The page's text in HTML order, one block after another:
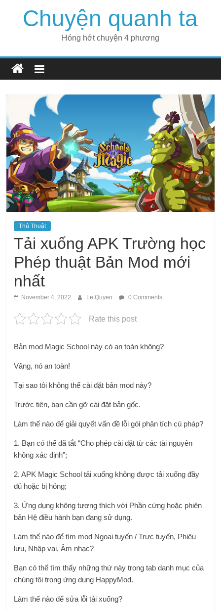
Chuyện quanh ta
Hóng hớt chuyện 4 phương
Thủ Thuật
Tải xuống APK Trường học
Phép thuật Bản Mod mới
nhất
November 4, 2022 Le Quyen 0 Comments
Rate this post
Bản mod Magic School này có an toàn không?
Vâng, nó an toàn!
Tại sao tôi không thể cài đặt bản mod này?
Trước tiên, bạn cần gỡ cài đặt bản gốc.
Làm thế nào để giải quyết vấn đề lỗi gói phân tích cú pháp?
1. Bạn có thể đã tắt “Cho phép cài đặt từ các tài nguyên
không xác định”;
2. APK Magic School tải xuống không được tải xuống đầy
đủ hoặc bị hỏng;
3. Ứng dụng không tương thích với Phần cứng hoặc phiên
bản Hệ điều hành bạn đang sử dụng.
Làm thế nào để tìm mod Ngoại tuyến / Trực tuyến, Phiêu
lưu, Nhập vai, Âm nhạc?
Bạn có thể tìm thấy những thứ này trong tab danh mục của
chúng tôi trong ứng dụng HappyMod.
Làm thế nào để sửa lỗi tải xuống?